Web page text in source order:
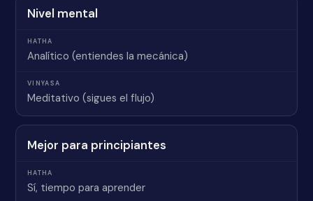
Nivel mental
Analítico (entiendes la mecánica)
Meditativo (sigues el flujo)
Mejor para principiantes
Sí, tiempo para aprender